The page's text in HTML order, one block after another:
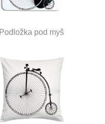
Podložka pod myš